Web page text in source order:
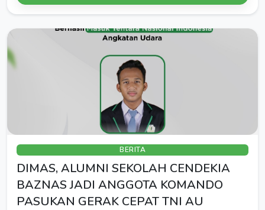
BERITA
DIMAS, ALUMNI SEKOLAH CENDEKIA
BAZNAS JADI ANGGOTA KOMANDO
PASUKAN GERAK CEPAT TNI AU